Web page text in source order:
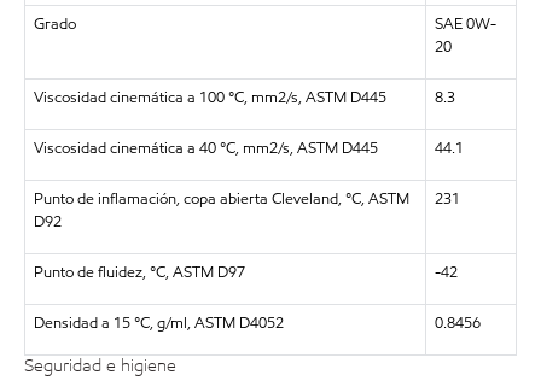
Grado
SAE 0W-
20
Viscosidad cinemática a 100 °C, mm2/s, ASTM D445 8.3
Viscosidad cinemática a 40 °C, mm2/s, ASTM D445 44.1
Punto de inflamación, copa abierta Cleveland, °C, ASTM
D92
231
Punto de fluidez, °C, ASTM D97 -42
Densidad a 15 °C, g/ml, ASTM D4052 0.8456
Seguridad e higiene